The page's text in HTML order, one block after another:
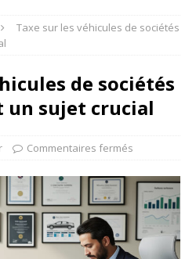
Taxe sur les véhicules de sociétés
de sociétés
un sujet crucial
Commentaires fermés